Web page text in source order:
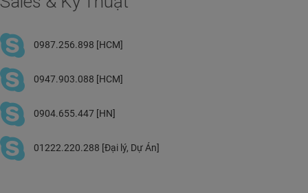
0987.256.898 [HCM]
0947.903.088 [HCM]
0904.655.447 [HN]
01222.220.288 [Đại lý, Dự Án]